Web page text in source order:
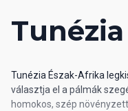
Tunézia Észak-Afrika
választja el a pálmák
homokos, szép